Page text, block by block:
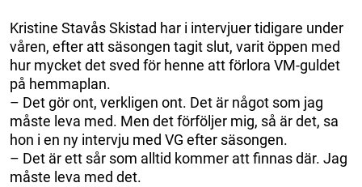
Kristine Stavås Skistad har i intervjuer tidigare under
våren, efter att säsongen tagit slut, varit öppen med
hur mycket det sved för henne att förlora VM-guldet
på hemmaplan.
– Det gör ont, verkligen ont. Det är något som jag
måste leva med. Men det förföljer mig, så är det, sa
hon i en ny intervju med VG efter säsongen.
– Det är ett sår som alltid kommer att finnas där. Jag
måste leva med det.